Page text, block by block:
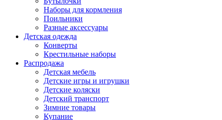
Наборы для кормления
Поильники
Разные аксессуары
Детская одежда
Конверты
Крестильные наборы
Распродажа
Детская мебель
Детские игры и игрушки
Детские коляски
Детский транспорт
Зимние товары
Купание